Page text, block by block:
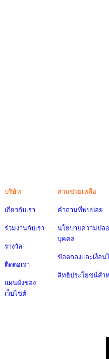
บริษัท
เกี่ยวกับเรา
ร่วมงานกับเรา
รางวัล
ติดต่อเรา
แผนผังของ
เว็บไซต์
ส่วนช่วยเหลือ
คำถามที่พบบ่อย
นโยบายความปล
บุคคล
ข้อตกลงและเงื่อน
สิทธิประโยชน์สำ